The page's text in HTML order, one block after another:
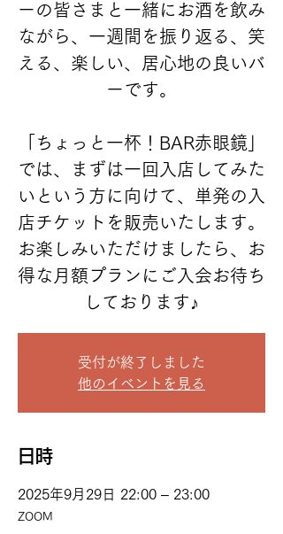
ーの皆さまと一緒にお酒を飲み
ながら、一週間を振り返る、笑
える、楽しい、居心地の良いバ
ーです。
「ちょっと一杯！BAR赤眼鏡」
では、まずは一回入店してみた
いという方に向けて、単発の入
店チケットを販売いたします。
お楽しみいただけましたら、お
得な月額プランにご入会お待ち
しております♪
受付が終了しました
他のイベントを見る
日時
2025年9月29日 22:00 – 23:00
ZOOM